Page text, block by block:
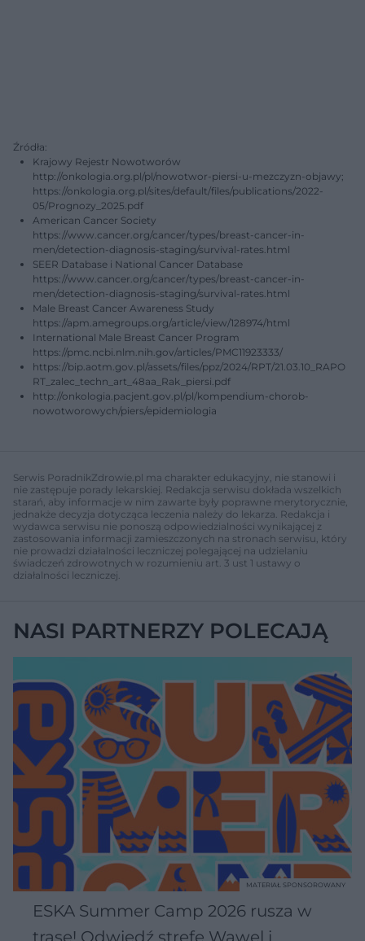
Źródła:
Krajowy Rejestr Nowotworów
http://onkologia.org.pl/pl/nowotwor-piersi-u-mezczyzn-objawy;
https://onkologia.org.pl/sites/default/files/publications/2022-
05/Prognozy_2025.pdf
American Cancer Society
https://www.cancer.org/cancer/types/breast-cancer-in-
men/detection-diagnosis-staging/survival-rates.html
SEER Database i National Cancer Database
https://www.cancer.org/cancer/types/breast-cancer-in-
men/detection-diagnosis-staging/survival-rates.html
Male Breast Cancer Awareness Study
https://apm.amegroups.org/article/view/128974/html
International Male Breast Cancer Program
https://pmc.ncbi.nlm.nih.gov/articles/PMC11923333/
https://bip.aotm.gov.pl/assets/files/ppz/2024/RPT/21.03.10_RAPO
RT_zalec_techn_art_48aa_Rak_piersi.pdf
http://onkologia.pacjent.gov.pl/pl/kompendium-chorob-
nowotworowych/piers/epidemiologia
Serwis PoradnikZdrowie.pl ma charakter edukacyjny, nie stanowi i
nie zastępuje porady lekarskiej. Redakcja serwisu dokłada wszelkich
starań, aby informacje w nim zawarte były poprawne merytorycznie,
jednakże decyzja dotycząca leczenia należy do lekarza. Redakcja i
wydawca serwisu nie ponoszą odpowiedzialności wynikającej z
zastosowania informacji zamieszczonych na stronach serwisu, który
nie prowadzi działalności leczniczej polegającej na udzielaniu
świadczeń zdrowotnych w rozumieniu art. 3 ust 1 ustawy o
działalności leczniczej.
NASI PARTNERZY POLECAJĄ
ESKA Summer Camp 2026 rusza w
MATERIAŁ SPONSOROWANY